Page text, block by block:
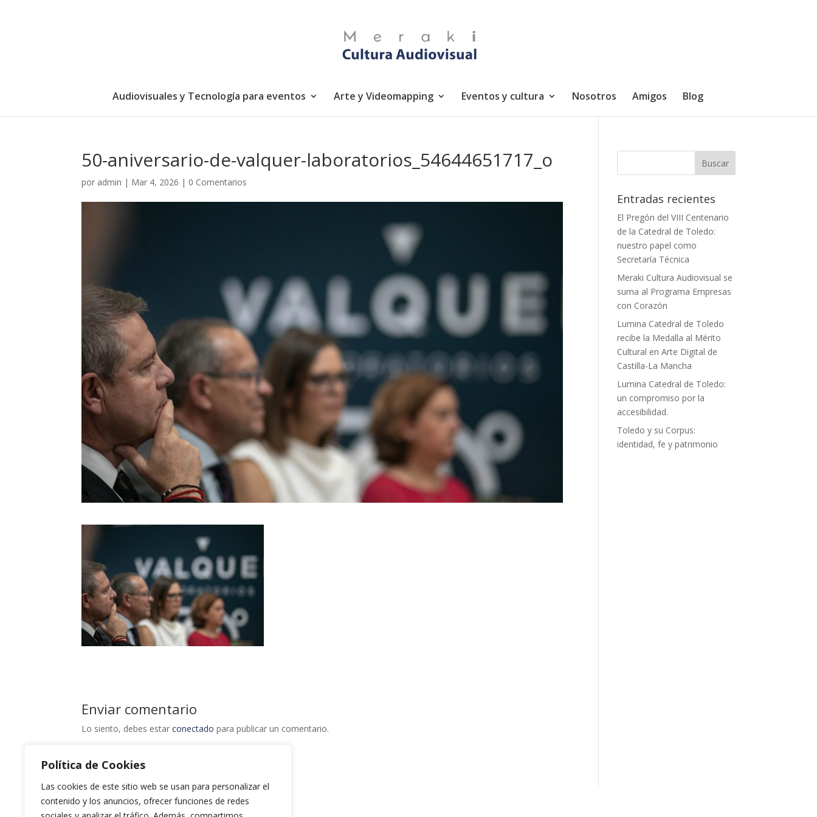
Política de Cookies
Las cookies de este sitio web se usan para personalizar el
contenido y los anuncios, ofrecer funciones de redes
Audiovisuales y Tecnología para eventos Arte y Videomapping Eventos y cultura Nosotros Amigos Blog
50-aniversario-de-valquer-laboratorios_54644651717_o
por admin | Mar 4, 2026 | 0 Comentarios
Enviar comentario
Lo siento, debes estarconectado para publicar un comentario.
Entradas recientes
El Pregón del VIII Centenario
de la Catedral de Toledo:
nuestro papel como
Secretaría Técnica
Meraki Cultura Audiovisual se
suma al Programa Empresas
con Corazón
Lumina Catedral de Toledo
recibe la Medalla al Mérito
Cultural en Arte Digital de
Castilla-La Mancha
Lumina Catedral de Toledo:
un compromiso por la
accesibilidad.
Toledo y su Corpus:
identidad, fe y patrimonio